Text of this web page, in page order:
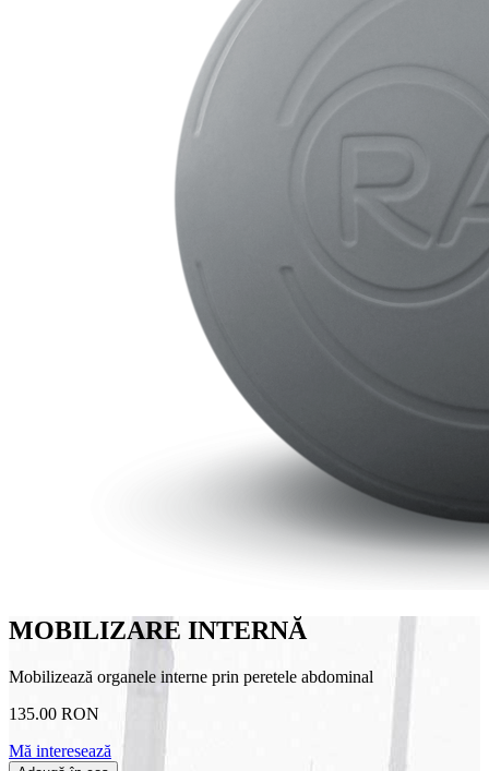
MOBILIZARE INTERNĂ
Mobilizează organele interne prin peretele abdominal
135.00 RON
Mă interesează